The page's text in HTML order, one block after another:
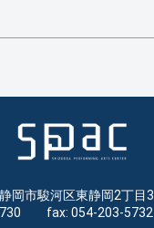
岡市駿河区東静岡2丁目
fax: 054-203-5732